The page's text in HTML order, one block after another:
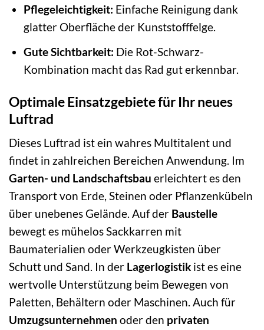
Pflegeleichtigkeit: Einfache Reinigung dank
glatter Oberfläche der Kunststofffelge.
Gute Sichtbarkeit: Die Rot-Schwarz-
Kombination macht das Rad gut erkennbar.
Optimale Einsatzgebiete für Ihr neues
Luftrad
Dieses Luftrad ist ein wahres Multitalent und
findet in zahlreichen Bereichen Anwendung. Im
Garten- und Landschaftsbau erleichtert es den
Transport von Erde, Steinen oder Pflanzenkübeln
über unebenes Gelände. Auf der Baustelle
bewegt es mühelos Sackkarren mit
Baumaterialien oder Werkzeugkisten über
Schutt und Sand. In der Lagerlogistik ist es eine
wertvolle Unterstützung beim Bewegen von
Paletten, Behältern oder Maschinen. Auch für
Umzugsunternehmen oder den privaten